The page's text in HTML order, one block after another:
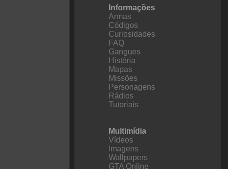
Informações
Armas
Códigos
Curiosidades
FAQ
Gangues
História
Mapas
Missões
Personagens
Rádios
Tutoriais
Multimídia
Vídeos
Imagens
Wallpapers
GTA Online